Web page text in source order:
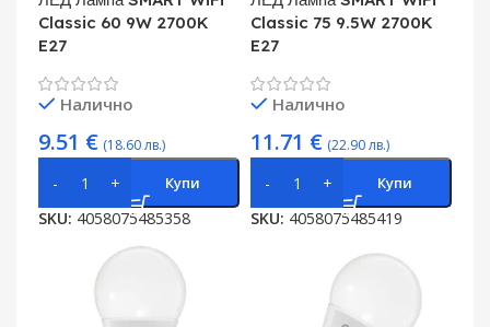
Classic 60 9W 2700K
E27
Налично
9.51 € (18.60 лв.)
Купи
SKU: 4058075485358
Classic 75 9.5W 2700K
E27
Налично
11.71 € (22.90 лв.)
Купи
SKU: 4058075485419